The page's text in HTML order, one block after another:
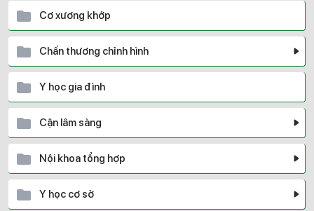
Cơ xương khớp
Chấn thương chỉnh hình
Y học gia đình
Cận lâm sàng
Nội khoa tổng hợp
Y học cơ sở